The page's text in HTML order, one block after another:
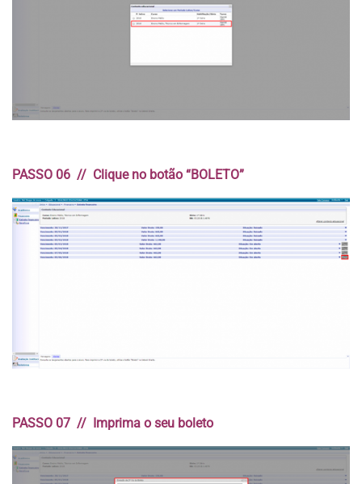
PASSO 06 // Clique no botão “BOLETO”
PASSO 07 // Imprima o seu boleto